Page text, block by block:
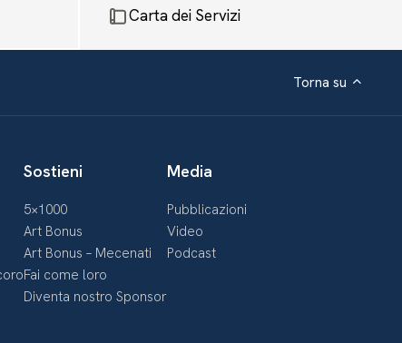
Carta dei Servizi
Torna su
Sostieni
5×1000
Art Bonus
Art Bonus – Mecenati
Fai come loro
Diventa nostro Sponsor
Media
Pubblicazioni
Video
Podcast